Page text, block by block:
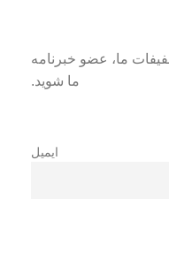
ما، عضو خبرنامه
ما شوید.
ایمیل